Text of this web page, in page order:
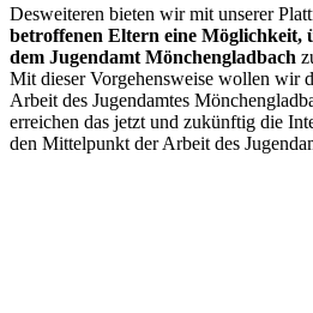
Desweiteren bieten wir mit unserer
betroffenen Eltern eine
dem Jugendamt Mönchengladbach
Mit dieser Vorgehensweise wollen wir
Arbeit des Jugendamtes
erreichen das jetzt und zukünftig die
den Mittelpunkt der Arbeit des